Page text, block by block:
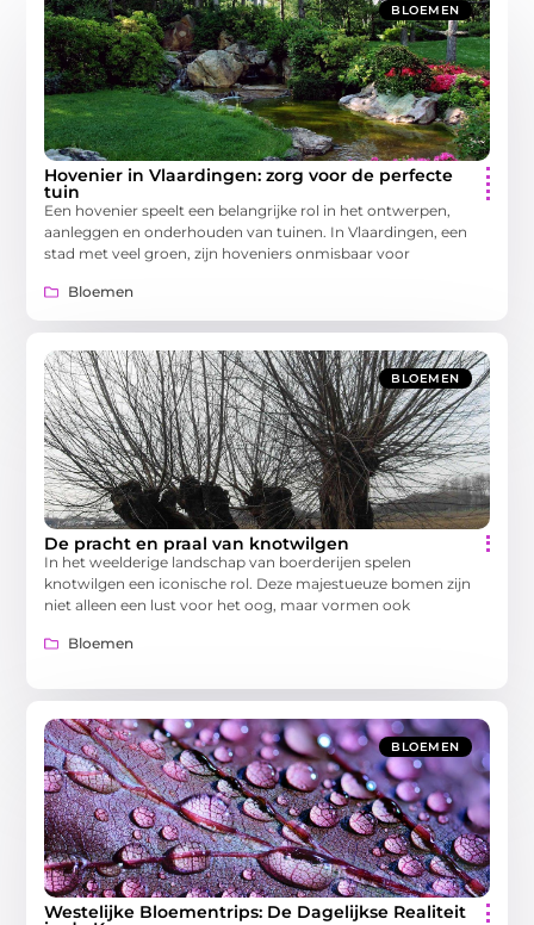
BLOEMEN
Hovenier in Vlaardingen: zorg voor de perfecte
tuin
Een hovenier speelt een belangrijke rol in het ontwerpen,
aanleggen en onderhouden van tuinen. In Vlaardingen, een
stad met veel groen, zijn hoveniers onmisbaar voor
Bloemen
BLOEMEN
De pracht en praal van knotwilgen
In het weelderige landschap van boerderijen spelen
knotwilgen een iconische rol. Deze majestueuze bomen zijn
niet alleen een lust voor het oog, maar vormen ook
Bloemen
BLOEMEN
Westelijke Bloementrips: De Dagelijkse Realiteit